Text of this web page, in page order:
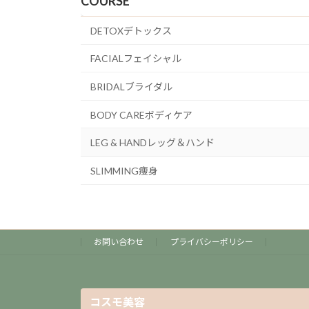
DETOXデトックス
FACIALフェイシャル
BRIDALブライダル
BODY CAREボディケア
LEG & HANDレッグ＆ハンド
SLIMMING痩身
お問い合わせ プライバシーポリシー
コスモ美容